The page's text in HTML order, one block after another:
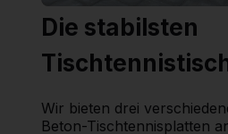
Die stabilsten
Wir bieten drei
Beton-Tischtennisplatten